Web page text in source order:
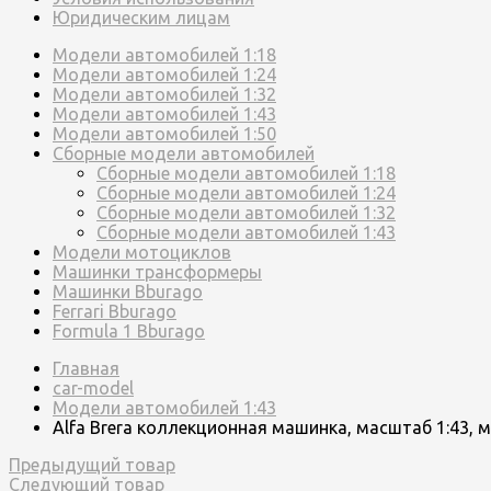
Юридическим лицам
Модели автомобилей 1:18
Модели автомобилей 1:24
Модели автомобилей 1:32
Модели автомобилей 1:43
Модели автомобилей 1:50
Сборные модели автомобилей
Сборные модели автомобилей 1:18
Сборные модели автомобилей 1:24
Сборные модели автомобилей 1:32
Сборные модели автомобилей 1:43
Модели мотоциклов
Машинки трансформеры
Машинки Bburago
Ferrari Bburago
Formula 1 Bburago
Главная
car-model
Модели автомобилей 1:43
Alfa Brera коллекционная машинка, масштаб 1:43,
Предыдущий товар
Следующий товар